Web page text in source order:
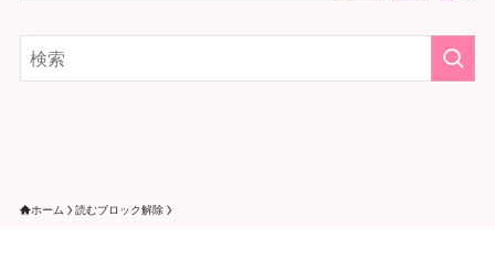
ホーム 読むブロック解除